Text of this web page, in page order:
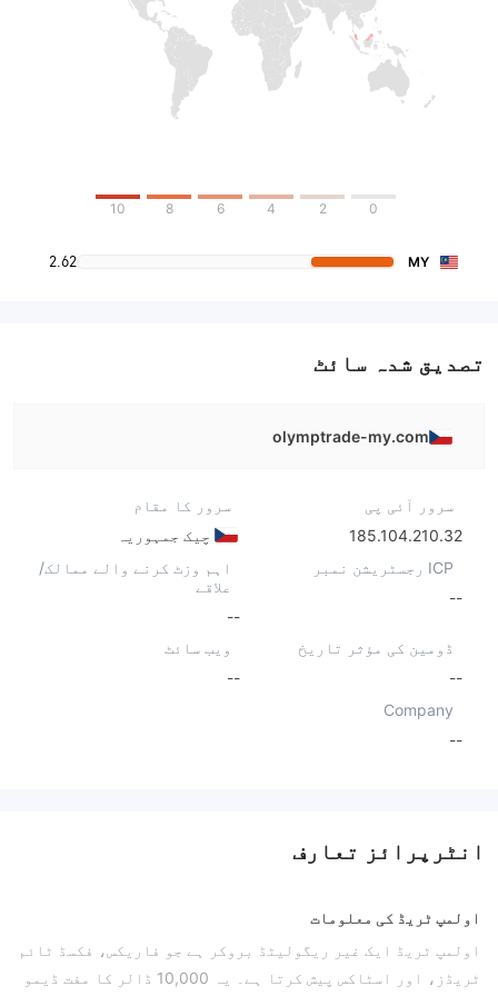
0
2
4
6
8
10
MY
2.62
تصدیق شدہ سائٹ
olymptrade-my.com
سرور آئی پی
185.104.210.32
سرور کا مقام
چیک جمہوریہ
ICP رجسٹریشن نمبر
--
اہم وزٹ کرنے والے ممالک/
علاقے
--
ڈومین کی مؤثر تاریخ
--
ویب سائٹ
--
Company
--
انٹرپرائز تعارف
اولمپ ٹریڈ کی معلومات
اولمپ ٹریڈ ایک غیر ریگولیٹڈ بروکر ہے جو فاریکس، فکسڈ ٹائم
ٹریڈز، اور اسٹاکس پیش کرتا ہے۔ یہ 10,000 ڈالر کا مفت ڈیمو